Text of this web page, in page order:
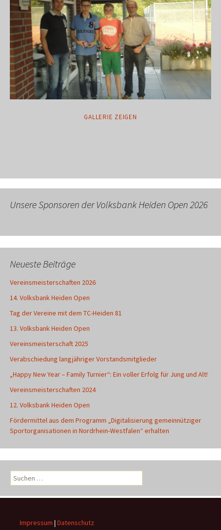
GALLERIE ZEIGEN
Unsere Sponsoren der Volksbank Heiden Open 2026
Neueste Beiträge
Vereinsmeisterschaften 2026
14. Volksbank Heiden Open
Tag der Vereine mit dem TC-Heiden 81
13. Volksbank Heiden Open
Vereinsmeisterschaft 2025
Verabschiedung langjähriger Vorstandsmitglieder
„Happy New Year – Family Turnier“: Ein voller Erfolg für Jung und Alt!
Vereinsmeisterschaften 2024
12. Volksbank Heiden Open
Fördermittel aus dem Programm „Digitalisierung gemeinnütziger
Sportorganisationen in Nordrhein-Westfalen“ erhalten
Suchen
nach:
Impressum | Datenschutz